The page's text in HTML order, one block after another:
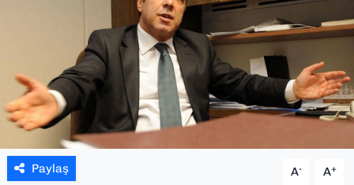
Paylaş A- A+
TEKNOLOJİ
YAŞAM
YEREL YÖNETİMLER